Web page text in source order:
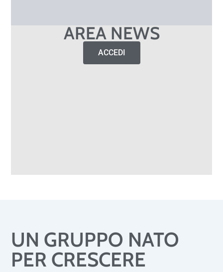
AREA NEWS
ACCEDI
UN GRUPPO NATO
PER CRESCERE